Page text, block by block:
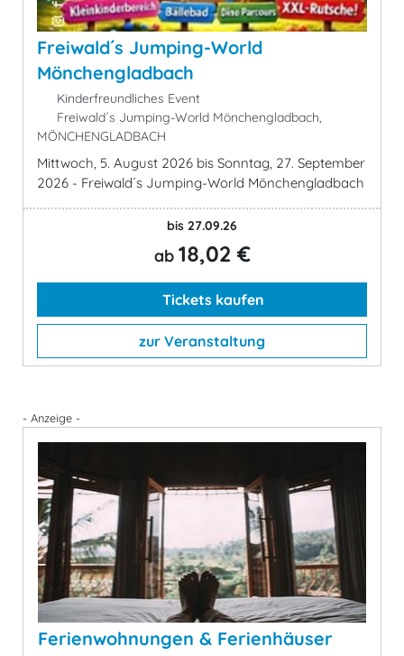
Freiwald´s Jumping-World
Mönchengladbach
Kinderfreundliches Event
Freiwald´s Jumping-World Mönchengladbach,
MÖNCHENGLADBACH
Mittwoch, 5. August 2026 bis Sonntag, 27. September
2026 - Freiwald´s Jumping-World Mönchengladbach
bis 27.09.26
ab 18,02 €
Tickets kaufen
zur Veranstaltung
- Anzeige -
Ferienwohnungen & Ferienhäuser